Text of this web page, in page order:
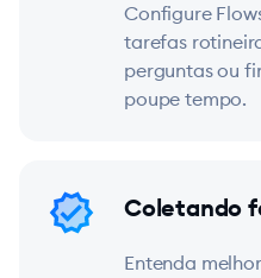
Configure
tarefas
perguntas ou
poupe tempo.
Coletando
Entenda